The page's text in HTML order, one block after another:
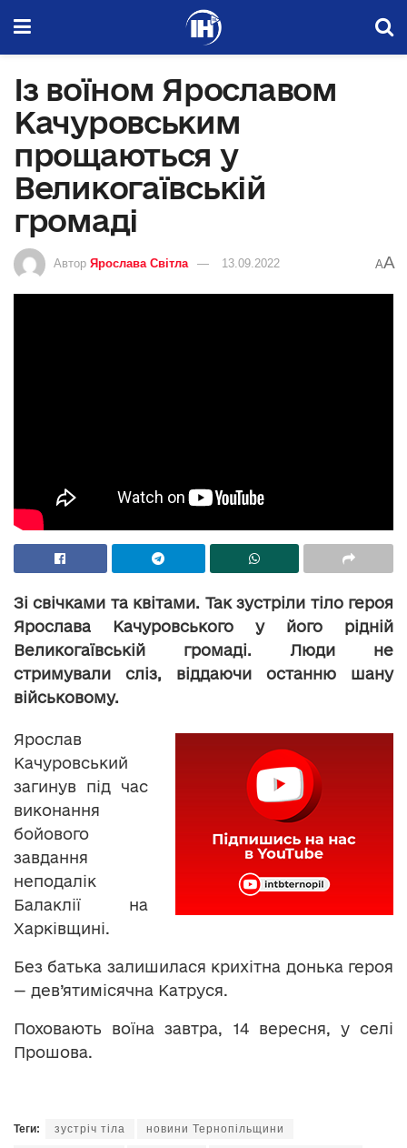
Із воїном Ярославом
Качуровським
прощаються у
Великогаївській
громаді
Автор Ярослава Світла 13.09.2022 AA
Зі свічками та квітами. Так зустріли тіло героя
Ярослава Качуровського у його рідній
Великогаївській громаді. Люди не
стримували сліз, віддаючи останню шану
військовому.
Ярослав
Качуровський
загинув під час
виконання
бойового
завдання
неподалік
Балаклії на
Харківщині.
Без батька залишилася крихітна донька героя
— дев’ятимісячна Катруся.
Поховають воїна завтра, 14 вересня, у селі
Прошова.
Теги: зустріч тіла новини Тернопільщини